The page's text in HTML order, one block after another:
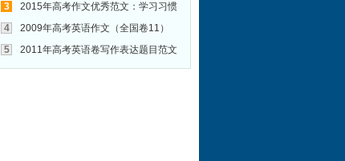
3
2015年高考作文优秀范文：学习习惯
4
2009年高考英语作文（全国卷11）
5
2011年高考英语卷写作表达题目范文
汇总(28):珍爱生命 拒闯红灯